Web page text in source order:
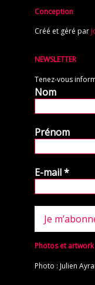
Conception
Créé et géré par
NEWSLETTER
Tenez-vous
Nom
Prénom
E-mail*
Photos et artwork
Photo : Julien